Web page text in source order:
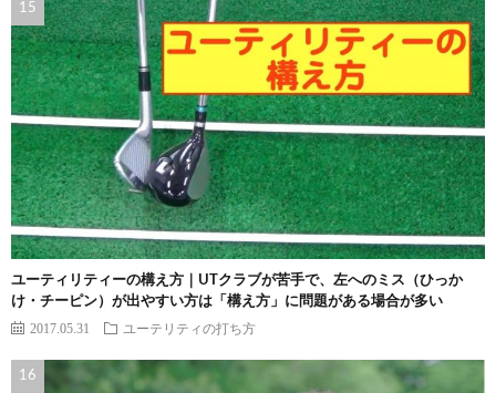
ユーティリティーの構え方｜UTクラブが苦手で、左へのミス（ひっか
け・チーピン）が出やすい方は「構え方」に問題がある場合が多い
2017.05.31 ユーテリティの打ち方